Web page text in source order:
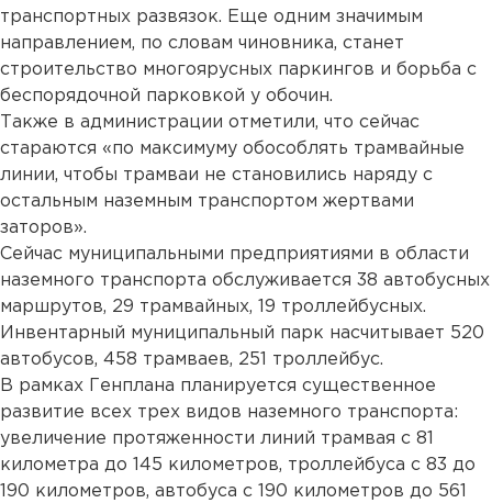
транспортных развязок. Еще одним значимым
направлением, по словам чиновника, станет
строительство многоярусных паркингов и борьба с
беспорядочной парковкой у обочин.
Также в администрации отметили, что сейчас
стараются «по максимуму обособлять трамвайные
линии, чтобы трамваи не становились наряду с
остальным наземным транспортом жертвами
заторов».
Сейчас муниципальными предприятиями в области
наземного транспорта обслуживается 38 автобусных
маршрутов, 29 трамвайных, 19 троллейбусных.
Инвентарный муниципальный парк насчитывает 520
автобусов, 458 трамваев, 251 троллейбус.
В рамках Генплана планируется существенное
развитие всех трех видов наземного транспорта:
увеличение протяженности линий трамвая с 81
километра до 145 километров, троллейбуса с 83 до
190 километров, автобуса с 190 километров до 561